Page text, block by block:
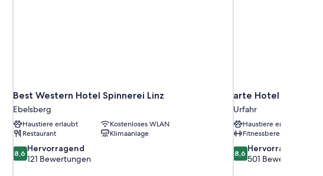
Best Western Hotel Spinnerei Linz
Ebelsberg
Haustiere erlaubt
Kostenloses WLAN
Restaurant
Klimaanlage
8.6
von
8,6 Hervorragend
121 Bewertungen
arte Hotel Linz
Urfahr
Haustiere erlaubt
Fitnessbereich
8.6
von
8,6 Hervorragend
501 Bewertungen